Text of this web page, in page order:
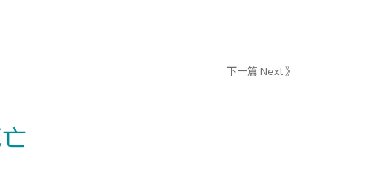
下一篇 Next 》